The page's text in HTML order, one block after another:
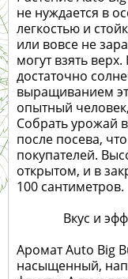
не нуждается в
легкостью и
или вовсе не
могут взять
достаточно
выращиванием
опытный
Собрать урожай
после посева,
покупателей.
открытом, и в
100 сантиметров.
Вкус и
Аромат Auto Big
насыщенный,